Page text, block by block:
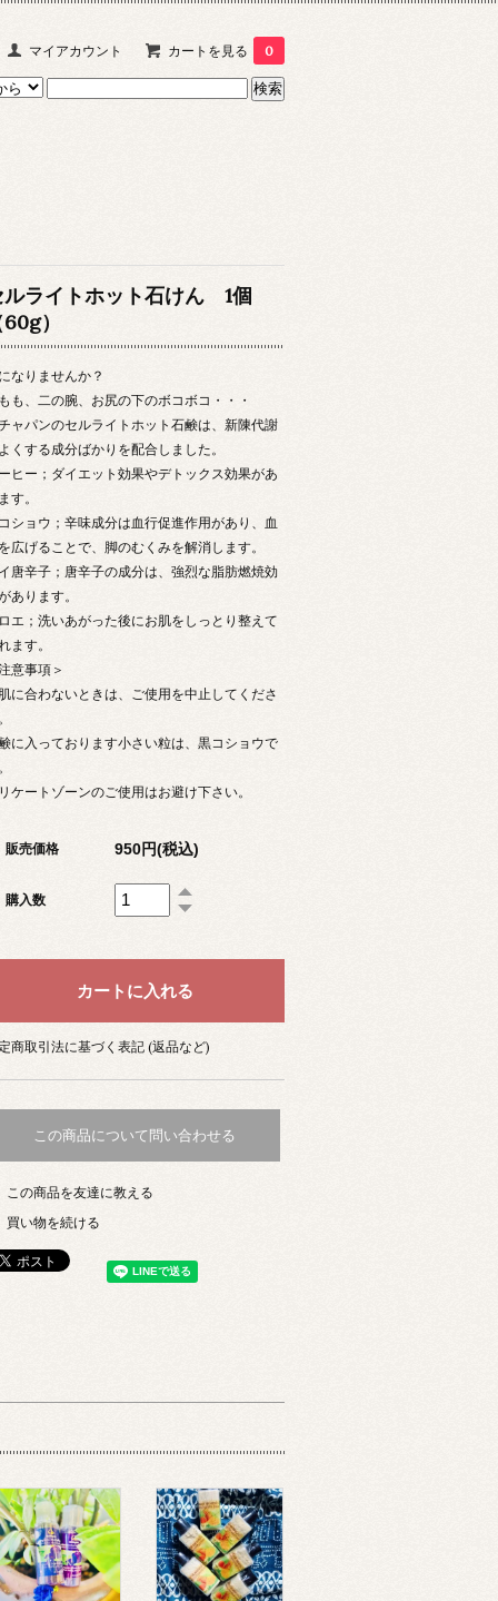
マイアカウント カートを見る 0
ルライトホット石けん 1個
）
なりませんか？
も、二の腕、お尻の下のボコボコ・・・
ャパンのセルライトホット石鹸は、新陳代謝
くする成分ばかりを配合しました。
ヒー；ダイエット効果やデトックス効果があ
す。
ショウ；辛味成分は血行促進作用があり、血
広げることで、脚のむくみを解消します。
唐辛子；唐辛子の成分は、強烈な脂肪燃焼効
あります。
エ；洗いあがった後にお肌をしっとり整えて
ます。
意事項＞
に合わないときは、ご使用を中止してくださ
に入っております小さい粒は、黒コショウで
ケートゾーンのご使用はお避け下さい。
販売価格 950円(税込)
購入数
商取引法に基づく表記 (返品など)
この商品について問い合わせる
この商品を友達に教える
買い物を続ける